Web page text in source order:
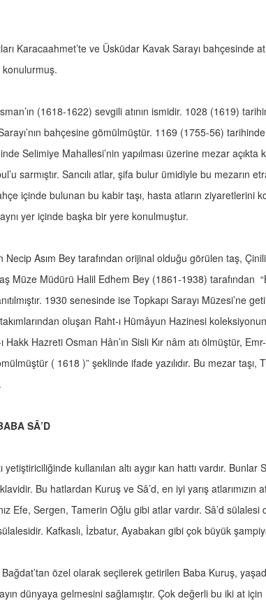
Karacaahmet’te ve Üsküdar Kavak Sarayı bahçesinde
(1618-1622) sevgili atının ismidir. 1028 (1619)
bahçesine gömülmüştür. 1169 (1755-56) tarihinde
Selimiye Mahallesi’nin yapılması üzerine mezar açıkta
sarmıştır. Sancılı atlar, şifa bulur ümidiyle bu mezarın
içinde bulunan bu kabir taşı, hasta atların ziyaretlerini
yer içinde başka bir yere konulmuştur.
Necip Asım Bey tarafından orijinal olduğu görülen taş,
Müze Müdürü Halil Edhem Bey (1861-1938) tarafından
1930 senesinde ise Topkapı Sarayı Müzesi’ne
oluşan Raht-ı Hümâyun Hazinesi
ı Hakk Hazreti Osman Hân’ın Sisli Kır nâm atı ölmüştür,
( 1618 )” şeklinde ifade yazılıdır. Bu mezar taşı,
SÂ’D
yetiştiriciliğinde kullanılan altı aygır kan hattı vardır.
Bu hatlardan Kuruş ve Sâ’d, en iyi yarış atlarımızın
Efe, Sergen, Tamerin Oğlu gibi atlar vardır. Sâ’d sülalesi
sülalesidir. Kafkaslı, İzbatur, Ayabakan gibi çok büyük
özel olarak seçilerek getirilen Baba Kuruş,
dünyaya gelmesini sağlamıştır. Çok değerli bu iki at